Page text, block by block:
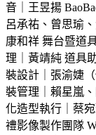
音｜王昱揚
呂承祐、曾思瑜
康和祥 舞台暨道
理｜黃靖純 道具
裝設計｜張渝婕
裝管理｜賴星嵐
化造型執行｜蔡
禮影像製作團隊